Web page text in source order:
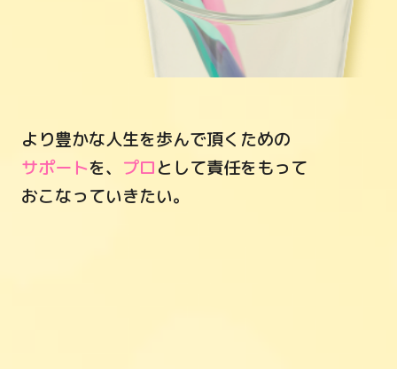
より豊かな人生を歩んで頂くための
サポートを、 プロとして責任をもって
おこなっていきたい。